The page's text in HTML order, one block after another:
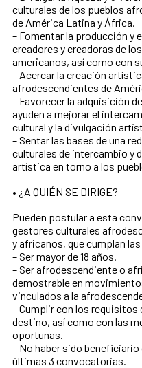
culturales de los pueblos
de América Latina y África.
– Fomentar la producción y
creadores y creadoras de
americanos, así como con
– Acercar la creación
afrodescendientes de
– Favorecer la adquisición
ayuden a mejorar el
cultural y la divulgación
– Sentar las bases de una
culturales de intercambio y
artística en torno a los
• ¿A QUIÉN SE DIRIGE?
Pueden postular a esta
gestores culturales
y africanos, que cumplan
– Ser mayor de 18 años.
– Ser afrodescendiente o
demostrable en
vinculados a la
– Cumplir con los
destino, así como con las
oportunas.
– No haber sido
últimas 3 convocatorias.